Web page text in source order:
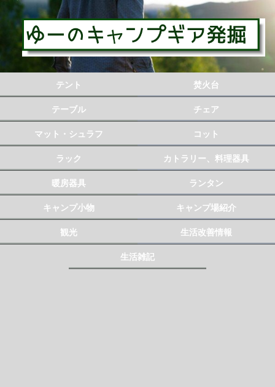
テント 焚火台
テーブル チェア
マット・シュラフ コット
ラック カトラリー、料理器具
暖房器具 ランタン
キャンプ小物 キャンプ場紹介
観光 生活改善情報
生活雑記